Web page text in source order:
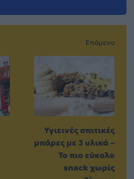
Επόμενο
Υγιεινές σπιτικές
μπάρες με 3 υλικά –
Το πιο εύκολο
snack χωρίς